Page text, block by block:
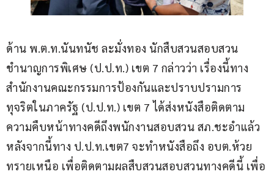
ด้าน พ.ต.ท.นันทนัช ละมั่งทอง นักสืบสวนสอบสวน
ชำนาญการพิเศษ (ป.ป.ท.) เขต 7 กล่าวว่า เรื่องนี้ทาง
สำนักงานคณะกรรมการป้องกันและปราบปรามการ
ทุจริตในภาครัฐ (ป.ป.ท.) เขต 7 ได้ส่งหนังสือติดตาม
ความคืบหน้าทางคดีถึงพนักงานสอบสวน สภ.ชะอำแล้ว
หลังจากนี้ทาง ป.ป.ท.เขต7 จะทำหนังสือถึง อบต.ห้วย
ทรายเหนือ เพื่อติดตามผลสืบสวนสอบสวนทางคดีนี้ เพื่อ